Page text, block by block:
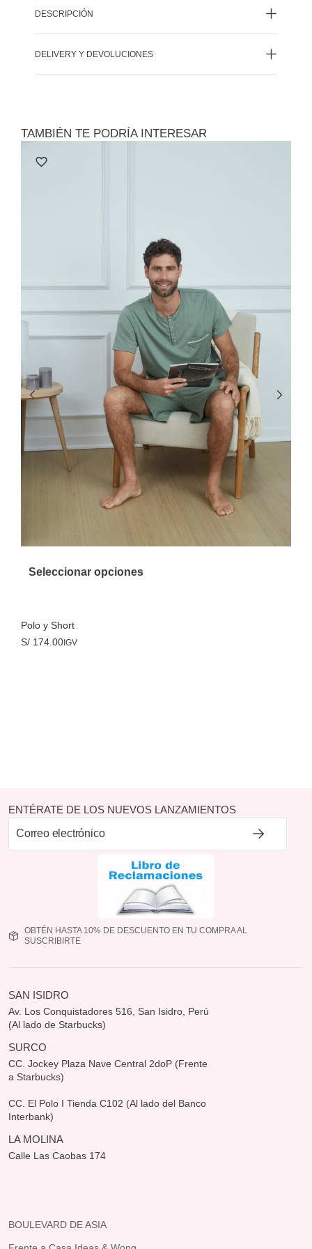
DESCRIPCIÓN
DELIVERY Y DEVOLUCIONES
TAMBIÉN TE PODRÍA INTERESAR
Seleccionar opciones
Polo y Short
S/ 174.00 IGV
ENTÉRATE DE LOS NUEVOS LANZAMIENTOS
OBTÉN HASTA 10% DE DESCUENTO EN TU COMPRA AL
SUSCRIBIRTE
SAN ISIDRO
Av. Los Conquistadores 516, San Isidro, Perú
(Al lado de Starbucks)
SURCO
CC. Jockey Plaza Nave Central 2doP (Frente
a Starbucks)
CC. El Polo I Tienda C102 (Al lado del Banco
Interbank)
LA MOLINA
Calle Las Caobas 174
BOULEVARD DE ASIA